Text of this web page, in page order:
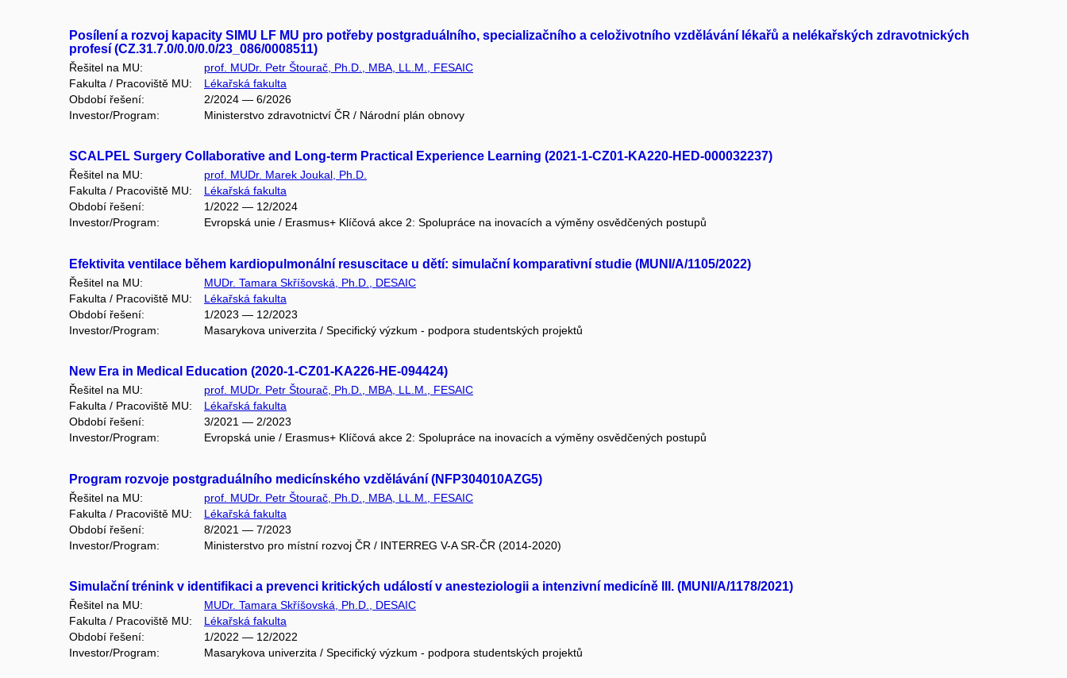
Posílení a rozvoj kapacity SIMU LF MU pro potřeby postgraduálního, specializačního a celoživotního vzdělávání lékařů a nelékařských zdravotnických
profesí (CZ.31.7.0/0.0/0.0/23_086/0008511)
Řešitel na MU:
prof. MUDr. Petr Štourač, Ph.D., MBA, LL.M., FESAIC
Fakulta / Pracoviště MU:
Lékařská fakulta
Období řešení:
2/2024 — 6/2026
Investor/Program:
Ministerstvo zdravotnictví ČR / Národní plán obnovy
SCALPEL Surgery Collaborative and Long-term Practical Experience Learning (2021-1-CZ01-KA220-HED-000032237)
Řešitel na MU:
prof. MUDr. Marek Joukal, Ph.D.
Fakulta / Pracoviště MU:
Lékařská fakulta
Období řešení:
1/2022 — 12/2024
Investor/Program:
Evropská unie / Erasmus+ Klíčová akce 2: Spolupráce na inovacích a výměny osvědčených postupů
Efektivita ventilace během kardiopulmonální resuscitace u dětí: simulační komparativní studie (MUNI/A/1105/2022)
Řešitel na MU:
MUDr. Tamara Skříšovská, Ph.D., DESAIC
Fakulta / Pracoviště MU:
Lékařská fakulta
Období řešení:
1/2023 — 12/2023
Investor/Program:
Masarykova univerzita / Specifický výzkum - podpora studentských projektů
New Era in Medical Education (2020-1-CZ01-KA226-HE-094424)
Řešitel na MU:
prof. MUDr. Petr Štourač, Ph.D., MBA, LL.M., FESAIC
Fakulta / Pracoviště MU:
Lékařská fakulta
Období řešení:
3/2021 — 2/2023
Investor/Program:
Evropská unie / Erasmus+ Klíčová akce 2: Spolupráce na inovacích a výměny osvědčených postupů
Program rozvoje postgraduálního medicínského vzdělávání (NFP304010AZG5)
Řešitel na MU:
prof. MUDr. Petr Štourač, Ph.D., MBA, LL.M., FESAIC
Fakulta / Pracoviště MU:
Lékařská fakulta
Období řešení:
8/2021 — 7/2023
Investor/Program:
Ministerstvo pro místní rozvoj ČR / INTERREG V-A SR-ČR (2014-2020)
Simulační trénink v identifikaci a prevenci kritických událostí v anesteziologii a intenzivní medicíně III. (MUNI/A/1178/2021)
Řešitel na MU:
MUDr. Tamara Skříšovská, Ph.D., DESAIC
Fakulta / Pracoviště MU:
Lékařská fakulta
Období řešení:
1/2022 — 12/2022
Investor/Program:
Masarykova univerzita / Specifický výzkum - podpora studentských projektů